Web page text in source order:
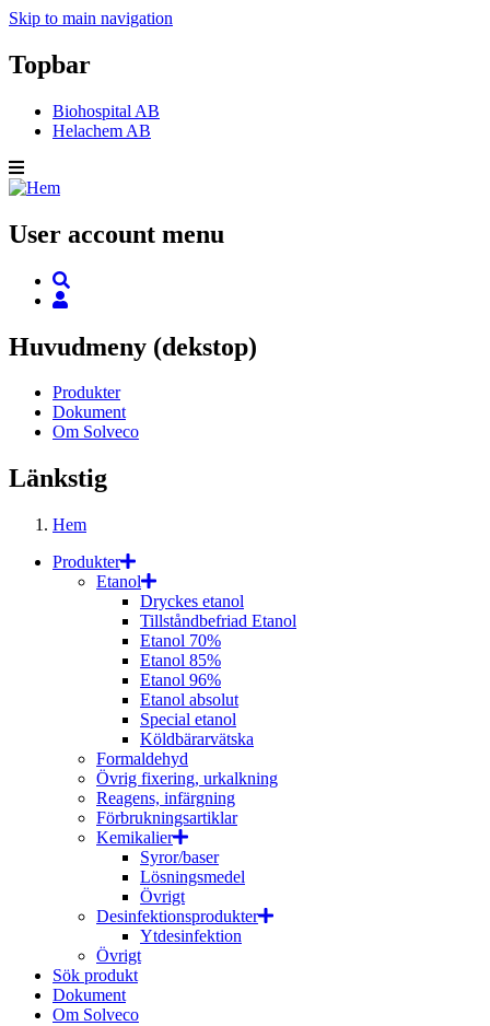
Skip to main navigation
Topbar
Biohospital AB
Helachem AB
User account menu
Huvudmeny (dekstop)
Produkter
Dokument
Om Solveco
Länkstig
Hem
Produkter
Etanol
Dryckes etanol
Tillståndbefriad Etanol
Etanol 70%
Etanol 85%
Etanol 96%
Etanol absolut
Special etanol
Köldbärarvätska
Formaldehyd
Övrig fixering, urkalkning
Reagens, infärgning
Förbrukningsartiklar
Kemikalier
Syror/baser
Lösningsmedel
Övrigt
Desinfektionsprodukter
Ytdesinfektion
Övrigt
Sök produkt
Dokument
Om Solveco